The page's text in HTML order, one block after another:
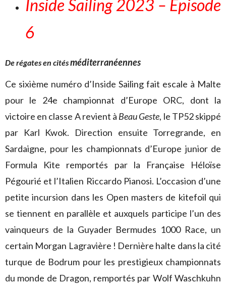
Inside Sailing 2023 – Épisode
6
De régates en citésméditerranéennes
Ce sixième numéro d’Inside Sailing fait escale à Malte
pour le 24e championnat d’Europe ORC, dont la
victoire en classe A revient à Beau Geste, le TP52 skippé
par Karl Kwok. Direction ensuite Torregrande, en
Sardaigne, pour les championnats d’Europe junior de
Formula Kite remportés par la Française Héloïse
Pégourié et l’Italien Riccardo Pianosi. L’occasion d’une
petite incursion dans les Open masters de kitefoil qui
se tiennent en parallèle et auxquels participe l’un des
vainqueurs de la Guyader Bermudes 1000 Race, un
certain Morgan Lagravière ! Dernière halte dans la cité
turque de Bodrum pour les prestigieux championnats
du monde de Dragon, remportés par Wolf Waschkuhn